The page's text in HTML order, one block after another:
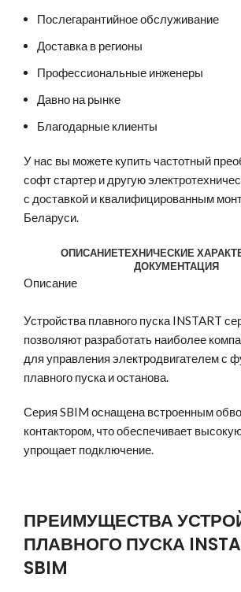
Послегарантийное обслуживание
Доставка в регионы
Профессиональные инженеры
Давно на рынке
Благодарные клиенты
У нас вы можете купить частотный
софт стартер и другую
с доставкой и квалифицированным
Беларуси.
ОПИСАНИЕТЕХНИЧЕСКИЕ
ДОКУМЕНТАЦИЯ
Описание
Устройства плавного пуска INSTART
позволяют разработать наиболее
для управления электродвигателем с
плавного пуска и останова.
Серия SBIM оснащена встроенным
контактором, что обеспечивает
упрощает подключение.
ПРЕИМУЩЕСТВА
ПЛАВНОГО ПУСКА
SBIM